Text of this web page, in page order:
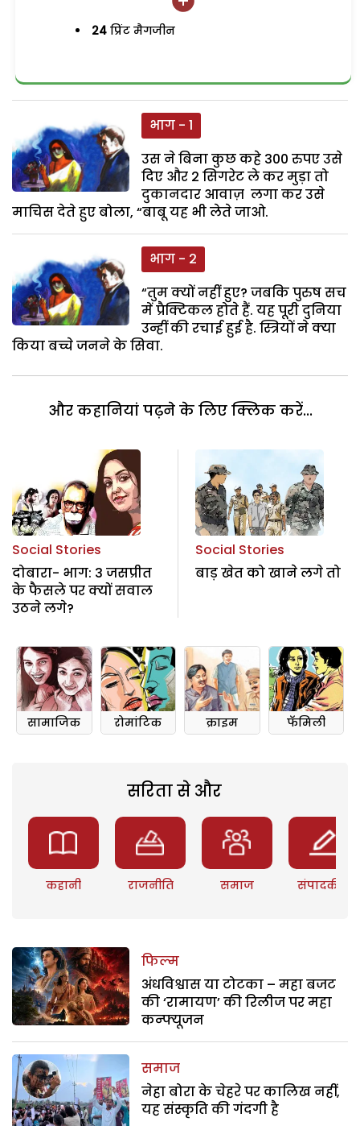
24 प्रिंट मैगजीन
भाग - 1
उस ने बिना कुछ कहे 300 रुपए उसे
दिए और 2 सिगरेट ले कर मुड़ा तो
दुकानदार आवाज़ लगा कर उसे
माचिस देते हुए बोला, “बाबू यह भी लेते जाओ.
भाग - 2
“तुम क्यों नहीं हुए? जबकि पुरुष सच
में प्रैक्टिकल होते हैं. यह पूरी दुनिया
उन्हीं की रचाई हुई है. स्त्रियों ने क्या
किया बच्चे जनने के सिवा.
और कहानियां पढ़ने के लिए क्लिक करें...
Social Stories
दोबारा- भाग: 3 जसप्रीत
के फैसले पर क्यों सवाल
उठने लगे?
Social Stories
बाड़ खेत को खाने लगे तो
सामाजिक रोमांटिक क्राइम फॅमिली
सरिता से और
कहानी राजनीति समाज संपादकीय
फिल्म
अंधविश्वास या टोटका – महा बजट
की ‘रामायण’ की रिलीज पर महा
कन्फ्यूजन
समाज
नेहा बोरा के चेहरे पर कालिख नहीं,
यह संस्कृति की गंदगी है